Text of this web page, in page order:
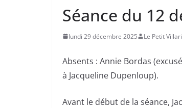
Séance du 12
lundi 29 décembre 2025 Le Petit
Absents : Annie Bordas
à Jacqueline Dupenloup).
Avant le début de la séance,